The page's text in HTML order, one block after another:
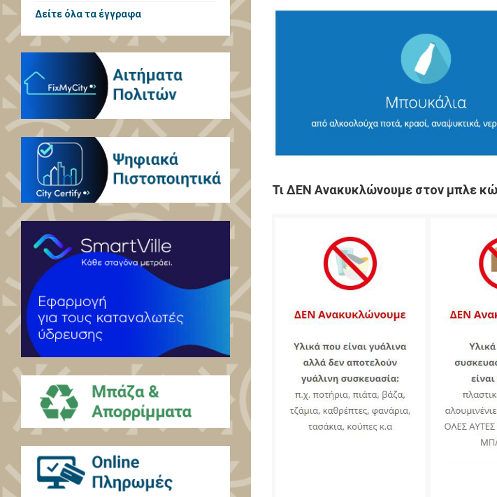
ΤιΔΕΝ Ανακυκλώνουμεστον μπλε
Δείτε όλα τα έγγραφα